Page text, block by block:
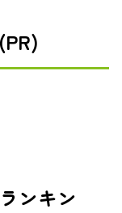
ンキン